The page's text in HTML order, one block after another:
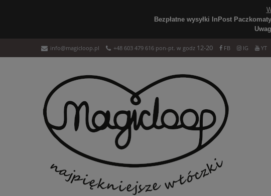
Bezpłatne wysyłki InPost
info@magicloop.pl +48 603 479 616 pon-pt. w godz 12-20 FB IG YT